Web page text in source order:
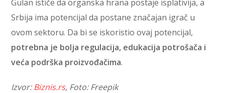
Gulan ističe da organska hrana postaje isplativija, a
Srbija ima potencijal da postane značajan igrač u
ovom sektoru. Da bi se iskoristio ovaj potencijal,
potrebna je bolja regulacija, edukacija potrošača i
veća podrška proizvođačima.
Izvor:Biznis.rs, Foto: Freepik